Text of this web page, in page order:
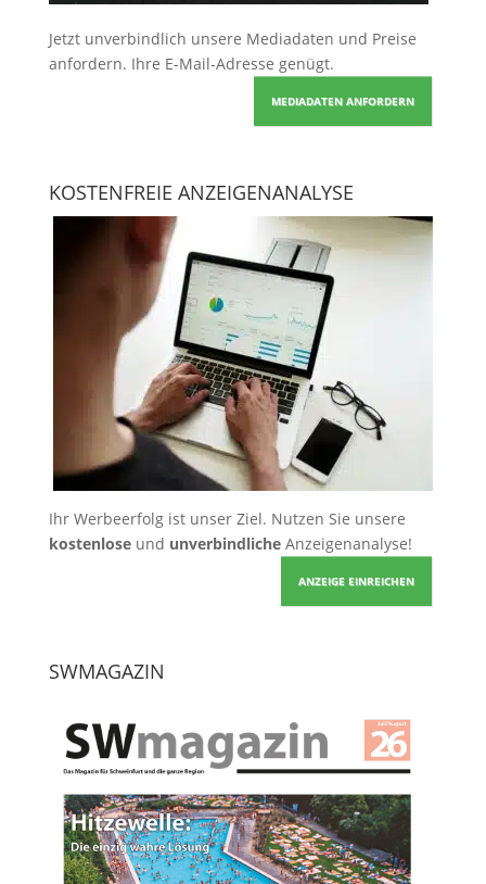
Jetzt unverbindlich unsere Mediadaten und Preise
anfordern. Ihre E-Mail-Adresse genügt.
MEDIADATEN ANFORDERN
KOSTENFREIE ANZEIGENANALYSE
Ihr Werbeerfolg ist unser Ziel. Nutzen Sie unsere
kostenloseund unverbindlicheAnzeigenanalyse!
ANZEIGE EINREICHEN
SWMAGAZIN